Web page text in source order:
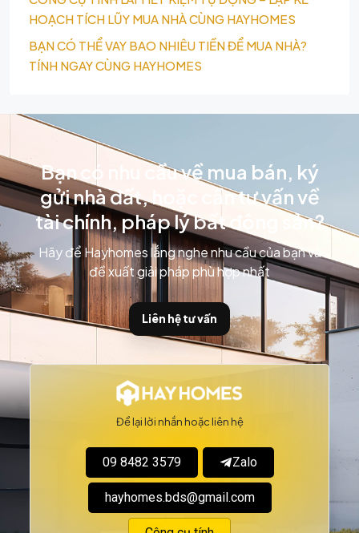
HOẠCH TÍCH LŨY MUA NHÀ CÙNG HAYHOMES
BẠN CÓ THỂ VAY BAO NHIÊU TIỀN ĐỂ MUA NHÀ?
TÍNH NGAY CÙNG HAYHOMES
Bạn có nhu cầu về mua bán, ký
gửi nhà đất, hoặc cần tư vấn về
tài chính, pháp lý bất động sản?
Hãy để Hayhomes lắng nghe nhu cầu của bạn và
đề xuất giải pháp phù hợp nhất
Liên hệ tư vấn
Để lại lời nhắn hoặc liên hệ
09 8482 3579 Zalo
hayhomes.bds@gmail.com